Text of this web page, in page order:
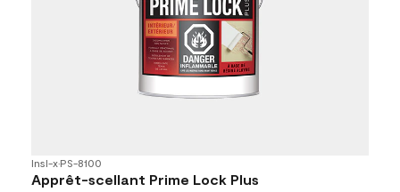
Insl-x•PS-8100
Apprêt-scellant Prime Lock Plus